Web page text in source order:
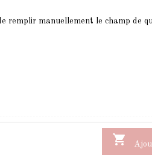
remplir manuellement le champ de
